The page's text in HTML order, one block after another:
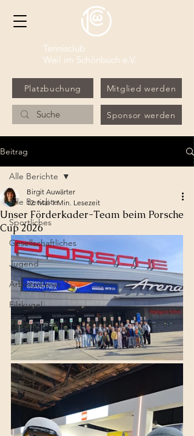
Tennisclub
Weil im Schönbuch e.V.
Platzbuchung Mitglied werden
Sponsor werden
Beitrag
Alle Berichte
Sportliches
Gesellschaftliches
Jugend
Arbeitsdienst
Filzkugel
Alle Berichte
Unser Förderkader-Team beim Porsche
Cup 2026
Birgit Auwärter
12. Mai 1 Min. Lesezeit